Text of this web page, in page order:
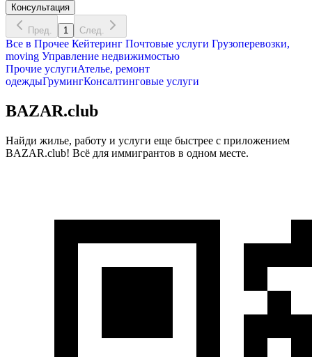
Консультация
Пред. 1 След.
Все в Прочее Кейтеринг Почтовые услуги Грузоперевозки,
moving Управление недвижимостью
Прочие услугиАтелье, ремонт
одеждыГрумингКонсалтинговые услуги
BAZAR.club
Найди жилье, работу и услуги еще быстрее с приложением
BAZAR.club! Всё для иммигрантов в одном месте.